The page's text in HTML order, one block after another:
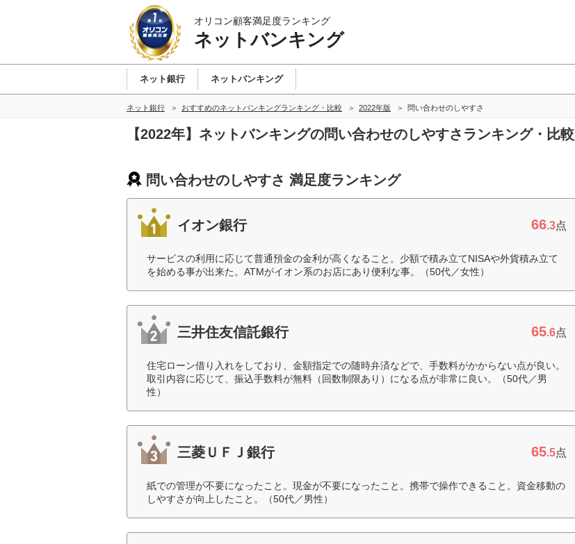
オリコン顧客満足度ランキング
ネットバンキング
ネット銀行 ネットバンキング
ネット銀行 おすすめのネットバンキングランキング・比較 2022年版 問い合わせのしやすさ
【2022年】ネットバンキングの問い合わせのしやすさランキング・比較
問い合わせのしやすさ 満足度ランキング
イオン銀行 66.3点
サービスの利用に応じて普通預金の金利が高くなること。少額で積み立てNISAや外貨積み立て
を始める事が出来た。ATMがイオン系のお店にあり便利な事。（50代／女性）
三井住友信託銀行 65.6点
住宅ローン借り入れをしており、金額指定での随時弁済などで、手数料がかからない点が良い。
取引内容に応じて、振込手数料が無料（回数制限あり）になる点が非常に良い。（50代／男
性）
三菱ＵＦＪ銀行 65.5点
紙での管理が不要になったこと。現金が不要になったこと。携帯で操作できること。資金移動の
しやすさが向上したこと。（50代／男性）